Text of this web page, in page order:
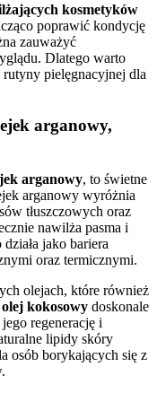
kosmetyków
poprawić kondycję
zauważyć
Dlatego warto
pielęgnacyjnej dla
arganowy,
arganowy, to świetne
arganowy wyróżnia
tłuszczowych oraz
nawilża pasma i
jako bariera
oraz termicznymi.
olejach, które również
olej kokosowy doskonale
regenerację i
lipidy skóry
osób borykających się z